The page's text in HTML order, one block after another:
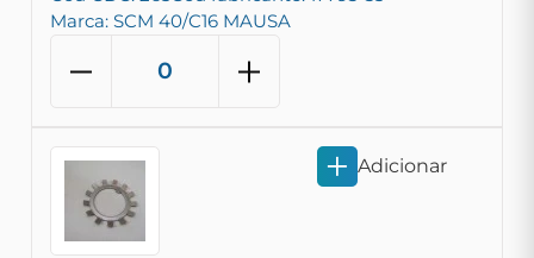
Marca: SCM 40/C16 MAUSA
Adicionar